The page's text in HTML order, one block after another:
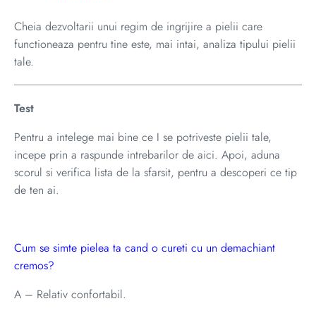
Cheia dezvoltarii unui regim de ingrijire a pielii care
functioneaza pentru tine este, mai intai, analiza tipului pielii
tale.
Test
Pentru a intelege mai bine ce I se potriveste pielii tale,
incepe prin a raspunde intrebarilor de aici. Apoi, aduna
scorul si verifica lista de la sfarsit, pentru a descoperi ce tip
de ten ai.
Cum se simte pielea ta cand o cureti cu un demachiant
cremos?
A – Relativ confortabil.